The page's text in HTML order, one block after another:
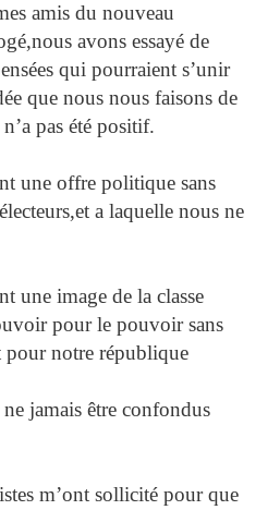
amis du nouveau
avons essayé de
qui pourraient s’unir
que nous nous faisons de
pas été positif.
une offre politique sans
a laquelle nous ne
une image de la classe
pour le pouvoir sans
pour notre république
jamais être confondus
m’ont sollicité pour que